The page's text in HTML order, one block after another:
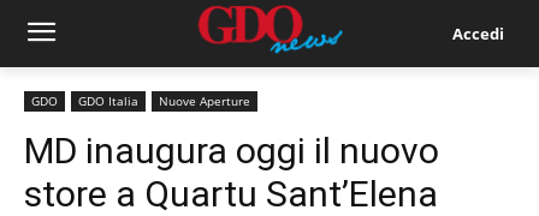
Accedi
GDO GDO Italia Nuove Aperture
MD inaugura oggi il nuovo
store a Quartu Sant’Elena